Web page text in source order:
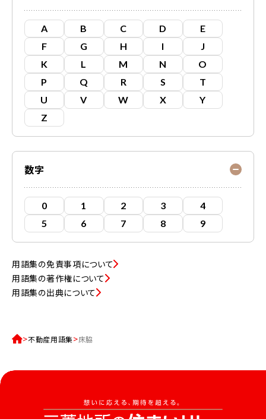
A B C D
E
F
G H I
J
K
L M N
O
P
Q R S
T
U
V W X
Y
Z
数字
0 1 2 3
4
5
6 7 8 9
用語集の免責事項について
用語集の著作権について
用語集の出典について
不動産用語集 床脇